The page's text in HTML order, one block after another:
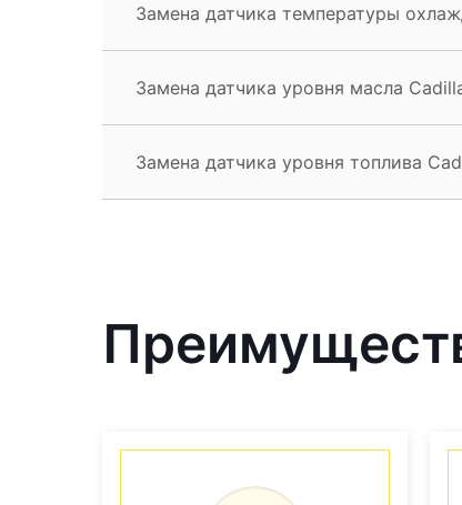
Замена датчика температуры
Замена датчика уровня масла
Замена датчика уровня топлива